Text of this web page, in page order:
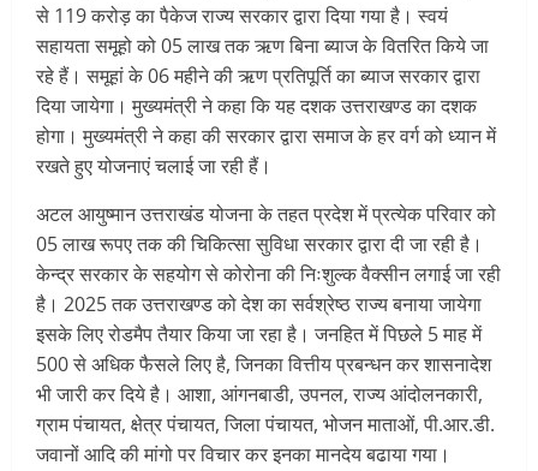
से 119 करोड़ का पैकेज राज्य सरकार द्वारा दिया गया है। स्वयं
सहायता समूहो को 05 लाख तक ऋण बिना ब्याज के वितरित किये जा
रहे हैं। समूहां के 06 महीने की ऋण प्रतिपूर्ति का ब्याज सरकार द्वारा
दिया जायेगा। मुख्यमंत्री ने कहा कि यह दशक उत्तराखण्ड का दशक
होगा। मुख्यमंत्री ने कहा की सरकार द्वारा समाज के हर वर्ग को ध्यान में
रखते हुए योजनाएं चलाई जा रही हैं।
अटल आयुष्मान उत्तराखंड योजना के तहत प्रदेश में प्रत्येक परिवार को
05 लाख रूपए तक की चिकित्सा सुविधा सरकार द्वारा दी जा रही है।
केन्द्र सरकार के सहयोग से कोरोना की निःशुल्क वैक्सीन लगाई जा रही
है। 2025 तक उत्तराखण्ड को देश का सर्वश्रेष्ठ राज्य बनाया जायेगा
इसके लिए रोडमैप तैयार किया जा रहा है। जनहित में पिछले 5 माह में
500 से अधिक फैसले लिए है, जिनका वित्तीय प्रबन्धन कर शासनादेश
भी जारी कर दिये है। आशा, आंगनबाडी, उपनल, राज्य आंदोलनकारी,
ग्राम पंचायत, क्षेत्र पंचायत, जिला पंचायत, भोजन माताओं, पी.आर.डी.
जवानों आदि की मांगो पर विचार कर इनका मानदेय बढाया गया।